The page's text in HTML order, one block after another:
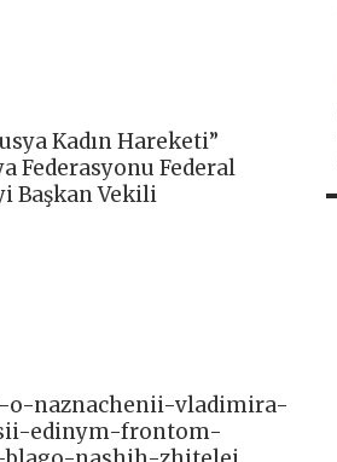
Kadın Hareketi”
Federasyonu Federal
Başkan Vekili
o-naznachenii-vladimira-
edinym-frontom-